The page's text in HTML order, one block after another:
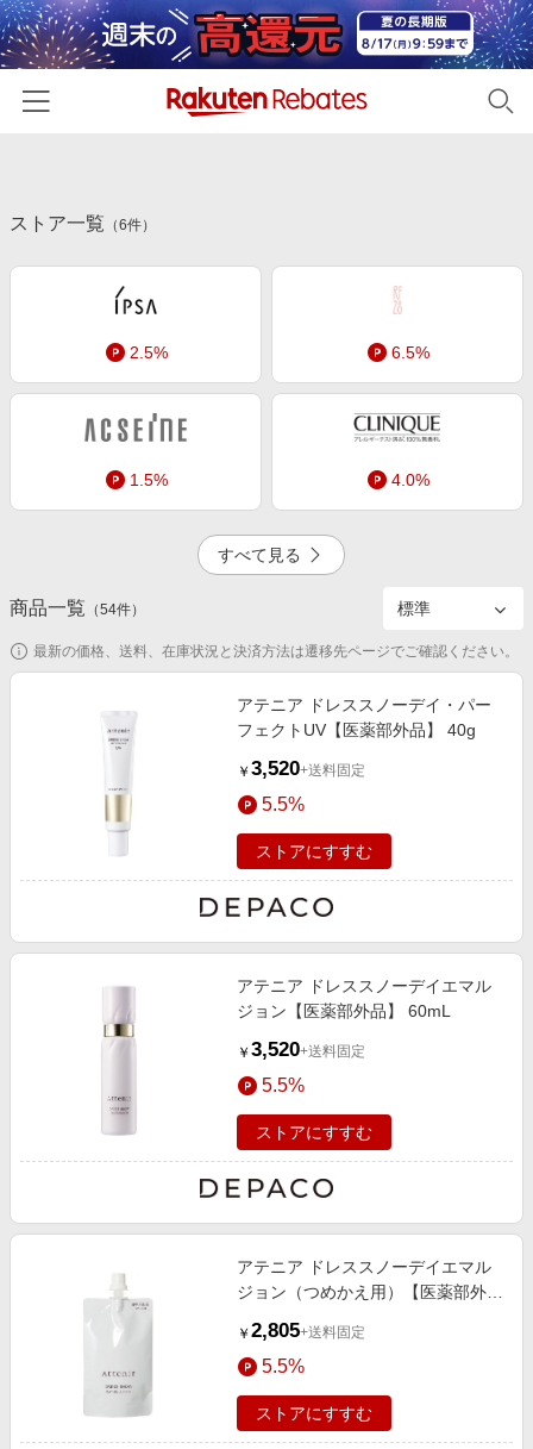
カテゴリー一覧
百貨店・総合ECモール
ファッション・インナー・小物
食品・スイーツ・お酒
日用品・キッチン用品
コスメ・健康・医薬品
キッズ・ベビー用品
家電・PC・スマホ・カメラ
ペット・花・DIY・車
生活・お役立ち
デジタルコンテンツ
ビジネス・その他サービス
初回購入者限定特典
新着ストアのご紹介
電子書籍特集
旅行特集
わくわく夏特集
とことん買い物チャレンジ
Apple公式サイト×楽天カード分割払い
Samsung ボーナスキャンペーン
週末の高還元 夏の長期版
友達紹介
楽天IDでログイン/会員登録
ストア一覧 （6件）
2.5% 6.5%
1.5% 4.0%
4.0% 2.0%
すべて見る
商品一覧 （54件）
最新の価格、送料、在庫状況と決済方法は遷移先ページでご確認ください。
アテニア ドレススノーデイ・パー
フェクトUV【医薬部外品】 40g
￥ 3,520+送料固定
5.5%
ストアにすすむ
アテニア ドレススノーデイエマル
ジョン【医薬部外品】 60mL
￥ 3,520+送料固定
5.5%
ストアにすすむ
アテニア ドレススノーデイエマル
ジョン（つめかえ用）【医薬部外
￥ 2,805+送料固定
5.5%
ストアにすすむ